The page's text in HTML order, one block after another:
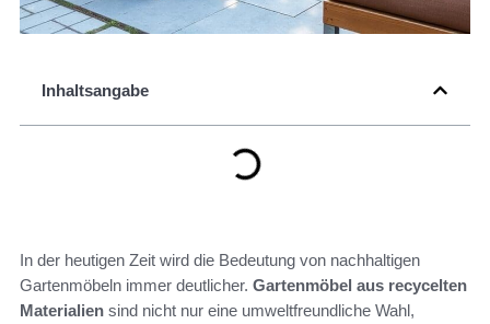
Inhaltsangabe
In der heutigen Zeit wird die Bedeutung von nachhaltigen
Gartenmöbeln immer deutlicher. Gartenmöbel aus recycelten
Materialien sind nicht nur eine umweltfreundliche Wahl,